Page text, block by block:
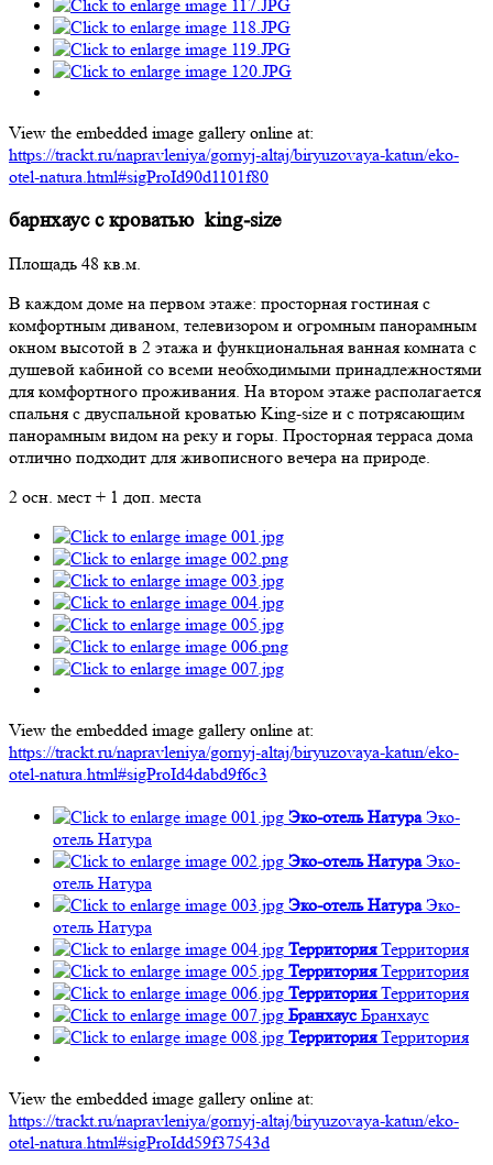
View the embedded image gallery online at:
https://trackt.ru/napravleniya/gornyj-altaj/biryuzovaya-katun/eko-
otel-natura.html#sigProId90d1101f80
барнхаус с кроватью king-size
Площадь 48 кв.м.
В каждом доме на первом этаже: просторная гостиная с
комфортным диваном, телевизором и огромным панорамным
окном высотой в 2 этажа и функциональная ванная комната с
душевой кабиной со всеми необходимыми принадлежностями
для комфортного проживания. На втором этаже располагается
спальня с двуспальной кроватью King-size и с потрясающим
панорамным видом на реку и горы. Просторная терраса дома
отлично подходит для живописного вечера на природе.
2 осн. мест + 1 доп. места
View the embedded image gallery online at:
https://trackt.ru/napravleniya/gornyj-altaj/biryuzovaya-katun/eko-
otel-natura.html#sigProId4dabd9f6c3
Эко-отель Натура Эко-
отель Натура
Эко-отель Натура Эко-
отель Натура
Эко-отель Натура Эко-
отель Натура
Территория Территория
Территория Территория
Территория Территория
Бранхаус Бранхаус
Территория Территория
View the embedded image gallery online at:
https://trackt.ru/napravleniya/gornyj-altaj/biryuzovaya-katun/eko-
otel-natura.html#sigProIdd59f37543d